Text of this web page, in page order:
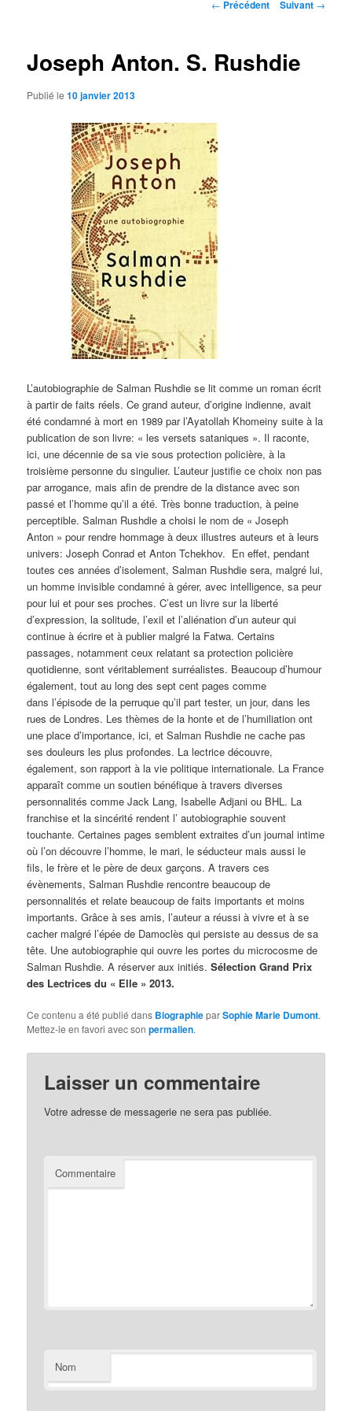
← Précédent Suivant →
Joseph Anton. S. Rushdie
Publié le10 janvier 2013
L’autobiographie de Salman Rushdie se lit comme un roman écrit
à partir de faits réels. Ce grand auteur, d’origine indienne, avait
été condamné à mort en 1989 par l’Ayatollah Khomeiny suite à la
publication de son livre: « les versets sataniques ». Il raconte,
ici, une décennie de sa vie sous protection policière, à la
troisième personne du singulier. L’auteur justifie ce choix non pas
par arrogance, mais afin de prendre de la distance avec son
passé et l’homme qu’il a été. Très bonne traduction, à peine
perceptible. Salman Rushdie a choisi le nom de « Joseph
Anton » pour rendre hommage à deux illustres auteurs et à leurs
univers: Joseph Conrad et Anton Tchekhov. En effet, pendant
toutes ces années d’isolement, Salman Rushdie sera, malgré lui,
un homme invisible condamné à gérer, avec intelligence, sa peur
pour lui et pour ses proches. C’est un livre sur la liberté
d’expression, la solitude, l’exil et l’aliénation d’un auteur qui
continue à écrire et à publier malgré la Fatwa. Certains
passages, notamment ceux relatant sa protection policière
quotidienne, sont véritablement surréalistes. Beaucoup d’humour
également, tout au long des sept cent pages comme
dans l’épisode de la perruque qu’il part tester, un jour, dans les
rues de Londres. Les thèmes de la honte et de l’humiliation ont
une place d’importance, ici, et Salman Rushdie ne cache pas
ses douleurs les plus profondes. La lectrice découvre,
également, son rapport à la vie politique internationale. La France
apparaît comme un soutien bénéfique à travers diverses
personnalités comme Jack Lang, Isabelle Adjani ou BHL. La
franchise et la sincérité rendent l’ autobiographie souvent
touchante. Certaines pages semblent extraites d’un journal intime
où l’on découvre l’homme, le mari, le séducteur mais aussi le
fils, le frère et le père de deux garçons. A travers ces
évènements, Salman Rushdie rencontre beaucoup de
personnalités et relate beaucoup de faits importants et moins
importants. Grâce à ses amis, l’auteur a réussi à vivre et à se
cacher malgré l’épée de Damoclès qui persiste au dessus de sa
tête. Une autobiographie qui ouvre les portes du microcosme de
Salman Rushdie. A réserver aux initiés.Sélection Grand Prix
des Lectrices du « Elle » 2013.
Ce contenu a été publié dans BiographieparSophie Marie Dumont.
Mettez-le en favori avec sonpermalien.
Laisser un commentaire
Votre adresse de messagerie ne sera pas publiée.
Commentaire
Nom